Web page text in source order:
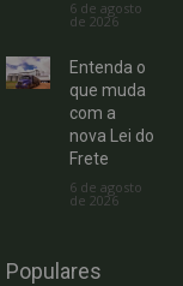
6 de agosto
de 2026
Entenda o
que muda
com a
nova Lei do
Frete
6 de agosto
de 2026
Populares